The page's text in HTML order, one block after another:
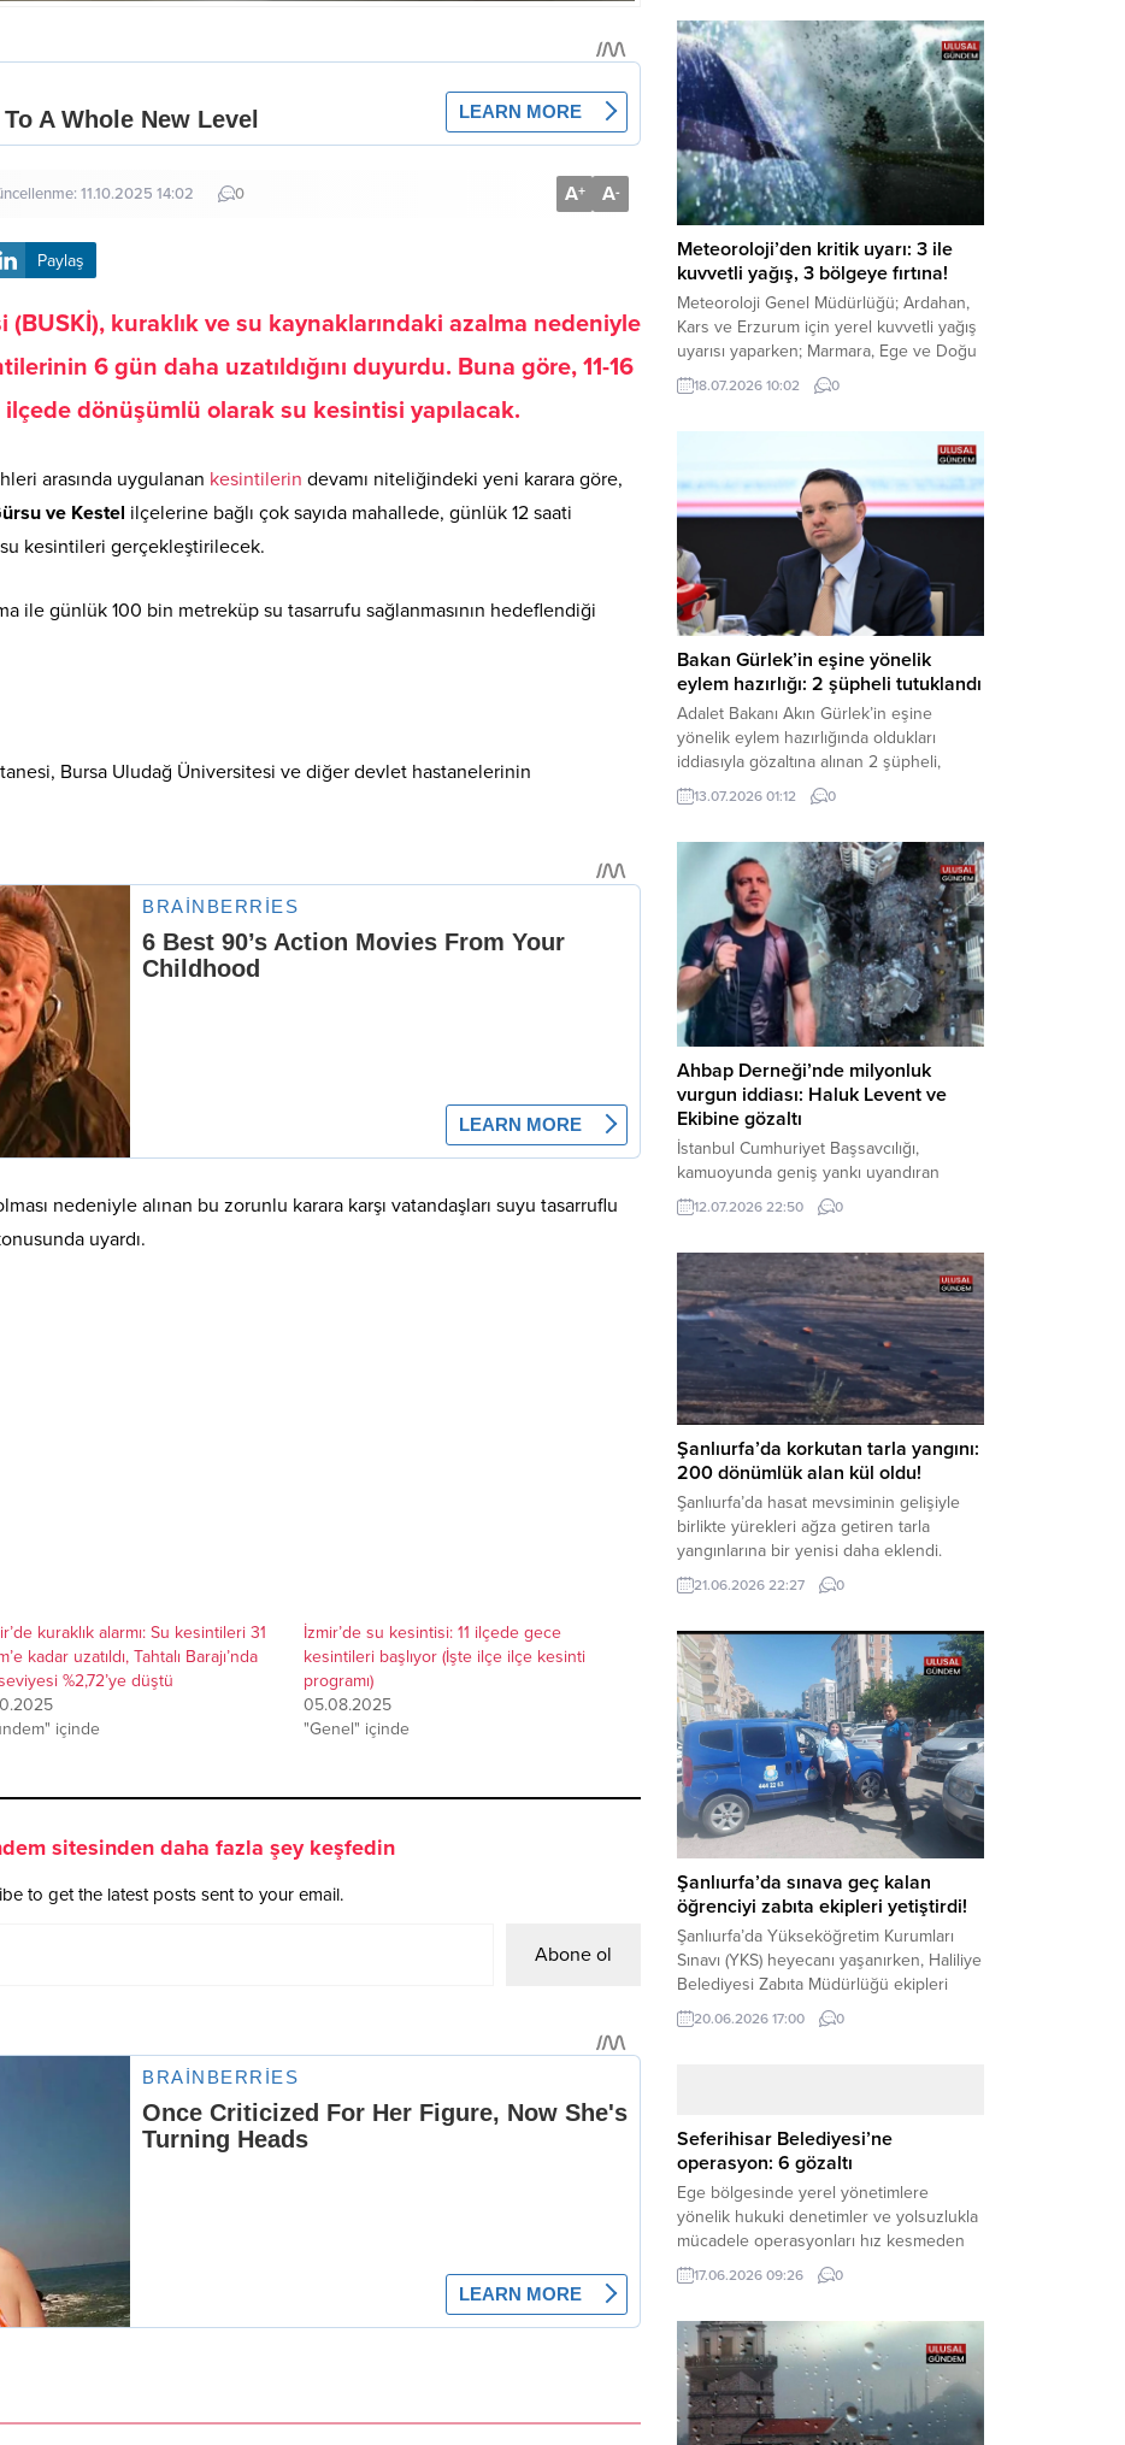
11.10.2025 14:02 0 A+ A-
Paylaş
kuraklık ve su kaynaklarındaki azalma nedeniyle
6 gün daha uzatıldığını duyurdu. Buna göre, 11-16
dönüşümlü olarak su kesintisi yapılacak.
arasında uygulanan kesintilerin devamı niteliğindeki yeni karara göre,
ve Kestel ilçelerine bağlı çok sayıda mahallede, günlük 12 saati
kesintileri gerçekleştirilecek.
ile günlük 100 bin metreküp su tasarrufu sağlanmasının hedeflendiği
Bursa Uludağ Üniversitesi ve diğer devlet hastanelerinin
nedeniyle alınan bu zorunlu karara karşı vatandaşları suyu tasarruflu
uyardı.
kuraklık alarmı: Su kesintileri 31
kadar uzatıldı, Tahtalı Barajı’nda
%2,72’ye düştü
içinde
İzmir’de su kesintisi: 11 ilçede gece
kesintileri başlıyor (İşte ilçe ilçe kesinti
programı)
05.08.2025
"Genel" içinde
sitesinden daha fazla şey keşfedin
to get the latest posts sent to your email.
Abone ol
beşli çetelerle mücadeleden Aile
Destekleri Sigortası’na kadar birçok kritik
konuda sert ve net mesajlar verdi. Haber
Merkezi – CHP Genel Başkanı Kemal
Kılıçdaroğlu, Rauf Denktaş Kültür
Merkezi’nde gerçekleştirilen ve yeni
üyelere rozetlerinin takıldığı...
Meteoroloji’den kritik uyarı: 3 ile
kuvvetli yağış, 3 bölgeye fırtına!
Meteoroloji Genel Müdürlüğü; Ardahan,
Kars ve Erzurum için yerel kuvvetli yağış
uyarısı yaparken; Marmara, Ege ve Doğu
Anadolu’nun belirli kesimlerinde ise
saatte 60 kilometre hıza ulaşabilecek
tedbirli olmaya çağırdı. Haber Merkezi –
Çevre, Şehircilik ve İklim Değişikliği
Bakanlığı Meteoroloji Genel Müdürlüğü,
ülke genelini kapsayan son hava...
18.07.2026 10:02 0
Bakan Gürlek’in eşine yönelik
eylem hazırlığı: 2 şüpheli tutuklandı
Adalet Bakanı Akın Gürlek’in eşine
yönelik eylem hazırlığında oldukları
iddiasıyla gözaltına alınan 2 şüpheli,
çıkarıldıkları mahkemece tutuklanarak
cezaevine gönderildi. Haber Merkezi –
tarafından yürütülen geniş kapsamlı
soruşturma çerçevesinde gözaltına
alınan şüphelilerin emniyetteki işlemleri
tamamlandı. Güvenlik birimlerindeki
sorgularının ardından yoğun güvenlik
önlemleri altında adliyeye sevk edilen
U.Y. ve...
13.07.2026 01:12 0
Ahbap Derneği’nde milyonluk
vurgun iddiası: Haluk Levent ve
Ekibine gözaltı
İstanbul Cumhuriyet Başsavcılığı,
kamuoyunda geniş yankı uyandıran
Ahbap Derneği’ne yönelik kapsamlı bir
soruşturma başlattığını ve Dernek
şüphelilerin gözaltına alındığını açıkladı.
Yürütülen tahkikatın “Dernekler
Kanunu’na muhalefet”, “suçtan
kaynaklanan mal varlığı değerlerini
aklama” ve “örgüt” suçlamaları
kapsamında derinleştirildiği bildirildi.
Haber Merkezi – Soruşturmanın
odağında, özellikle 6 Şubat...
12.07.2026 22:50 0
Şanlıurfa’da korkutan tarla yangını:
200 dönümlük alan kül oldu!
Şanlıurfa’da hasat mevsiminin gelişiyle
birlikte yürekleri ağza getiren tarla
yangınlarına bir yenisi daha eklendi.
Hilvan ilçesinde çıkan yangında, 50
dönümü biçilmemiş buğday olmak üzere
teslim olarak küle döndü. Haber Merkezi
– Yangın, Şanlıurfa’nın Hilvan ilçesine
bağlı Agilmuz köyünde meydana geldi.
Edinilen bilgilere göre, henüz
belirlenemeyen...
21.06.2026 22:27 0
Şanlıurfa’da sınava geç kalan
öğrenciyi zabıta ekipleri yetiştirdi!
Şanlıurfa’da Yükseköğretim Kurumları
Sınavı (YKS) heyecanı yaşanırken, Haliliye
Belediyesi Zabıta Müdürlüğü ekipleri
geleceğini belirleyecek sınava geç kalma
tehlikesiyle karşı karşıya kalan bir
yolunu tutan binlerce aday arasında,
sınav yerine zamanında ulaşamayan bir
öğrenci büyük bir panik yaşadı....
20.06.2026 17:00 0
Seferihisar Belediyesi’ne
operasyon: 6 gözaltı
Ege bölgesinde yerel yönetimlere
yönelik hukuki denetimler ve yolsuzlukla
mücadele operasyonları hız kesmeden
devam ediyor. İzmir’in turistik ilçelerinden
Seferihisar Belediyesi, sabah saatlerinde
operasyonuyla sarsıldı. Haber Merkezi –
İzmir Cumhuriyet Başsavcılığı
koordinesinde yürütülen geniş kapsamlı
yolsuzluk ve mali suçlar soruşturması
kapsamında düğmeye basıldı. Edinilen ilk
17.06.2026 09:26 0